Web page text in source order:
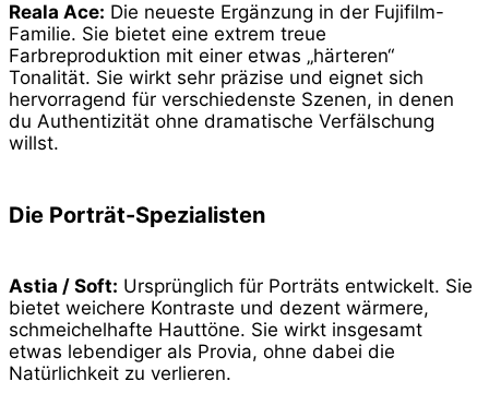
Reala Ace: Die neueste Ergänzung in der Fujifilm-
Familie. Sie bietet eine extrem treue
Farbreproduktion mit einer etwas „härteren“
Tonalität. Sie wirkt sehr präzise und eignet sich
hervorragend für verschiedenste Szenen, in denen
du Authentizität ohne dramatische Verfälschung
willst.
Die Porträt-Spezialisten
Astia / Soft: Ursprünglich für Porträts entwickelt. Sie
bietet weichere Kontraste und dezent wärmere,
schmeichelhafte Hauttöne. Sie wirkt insgesamt
etwas lebendiger als Provia, ohne dabei die
Natürlichkeit zu verlieren.